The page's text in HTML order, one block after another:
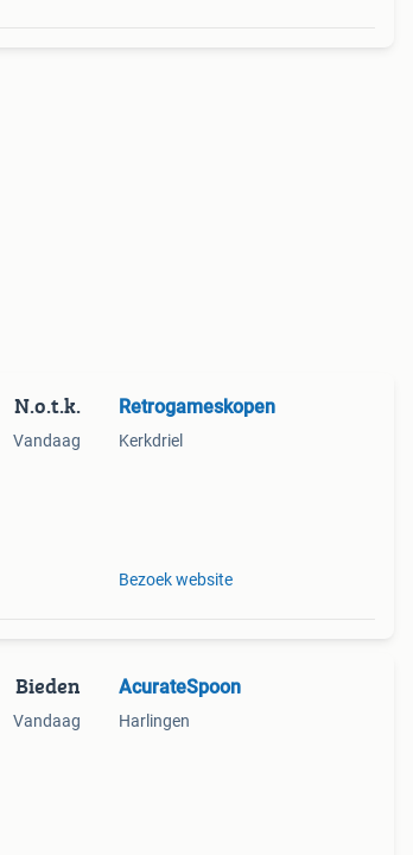
N.o.t.k.
Vandaag
Retrogameskopen
Kerkdriel
Bezoek website
Bieden
Vandaag
AcurateSpoon
Harlingen